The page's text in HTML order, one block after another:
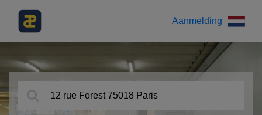
Aanmelding